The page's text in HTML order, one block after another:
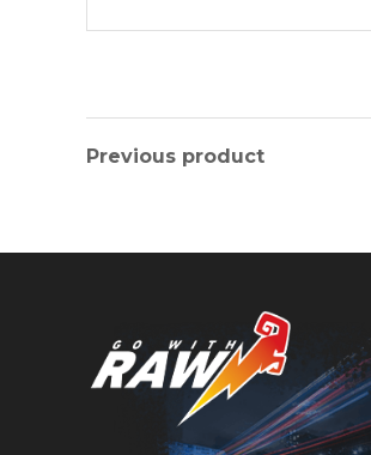
Previous product